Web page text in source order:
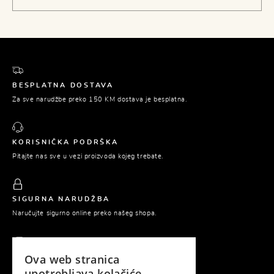
BESPLATNA DOSTAVA
Za sve narudžbe preko 150 KM dostava je besplatna.
KORISNIČKA PODRŠKA
Pitajte nas sve u vezi proizvoda kojeg trebate.
SIGURNA NARUDŽBA
Naručujte sigurno online preko našeg shopa.
PLAĆANJE POUZEĆEM
Platite tek prilikom preuzimanja naručene robe.
Ova web stranica